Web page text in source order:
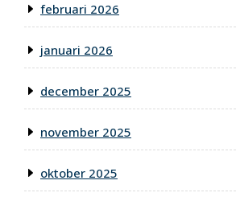
februari 2026
januari 2026
december 2025
november 2025
oktober 2025